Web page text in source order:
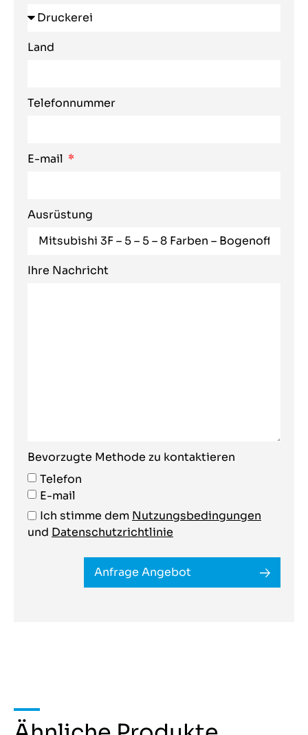
Land
Telefonnummer
E-mail
Ausrüstung
Ihre Nachricht
Bevorzugte Methode zu kontaktieren
Telefon
E-mail
Ich stimme dem Nutzungsbedingungen
und Datenschutzrichtlinie
Anfrage Angebot